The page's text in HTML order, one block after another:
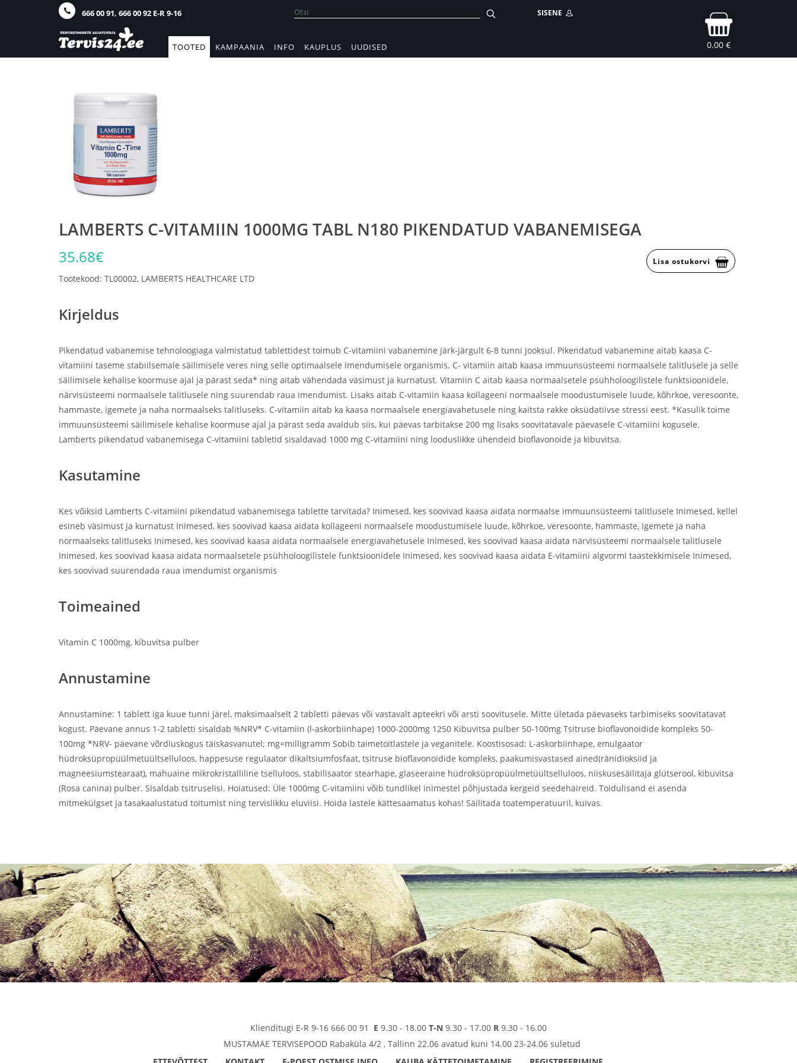
666 00 91, 666 00 92 E-R 9-16 SISENE
TOOTED KAMPAANIA INFO KAUPLUS UUDISED 0.00 €
LAMBERTS C-VITAMIIN 1000MG TABL N180 PIKENDATUD VABANEMISEGA
35.68€ Lisa ostukorvi
Tootekood: TL00002, LAMBERTS HEALTHCARE LTD
Kirjeldus
Pikendatud vabanemise tehnoloogiaga valmistatud tablettidest toimub C-vitamiini vabanemine järk-järgult 6-8 tunni jooksul. Pikendatud vabanemine aitab kaasa C-
vitamiini taseme stabiilsemale säilimisele veres ning selle optimaalsele imendumisele organismis. C- vitamiin aitab kaasa immuunsüsteemi normaalsele talitlusele ja selle
säilimisele kehalise koormuse ajal ja pärast seda* ning aitab vähendada väsimust ja kurnatust. Vitamiin C aitab kaasa normaalsetele psühholoogilistele funktsioonidele,
närvisüsteemi normaalsele talitlusele ning suurendab raua imendumist. Lisaks aitab C-vitamiin kaasa kollageeni normaalsele moodustumisele luude, kõhrkoe, veresoonte,
hammaste, igemete ja naha normaalseks talitluseks. C-vitamiin aitab ka kaasa normaalsele energiavahetusele ning kaitsta rakke oksüdatiivse stressi eest. *Kasulik toime
immuunsüsteemi säilimisele kehalise koormuse ajal ja pärast seda avaldub siis, kui päevas tarbitakse 200 mg lisaks soovitatavale päevasele C-vitamiini kogusele.
Lamberts pikendatud vabanemisega C-vitamiini tabletid sisaldavad 1000 mg C-vitamiini ning looduslikke ühendeid bioflavonoide ja kibuvitsa.
Kasutamine
Kes võiksid Lamberts C-vitamiini pikendatud vabanemisega tablette tarvitada? Inimesed, kes soovivad kaasa aidata normaalse immuunsüsteemi talitlusele Inimesed, kellel
esineb väsimust ja kurnatust Inimesed, kes soovivad kaasa aidata kollageeni normaalsele moodustumisele luude, kõhrkoe, veresoonte, hammaste, igemete ja naha
normaalseks talitluseks Inimesed, kes soovivad kaasa aidata normaalsele energiavahetusele Inimesed, kes soovivad kaasa aidata närvisüsteemi normaalsele talitlusele
Inimesed, kes soovivad kaasa aidata normaalsetele psühholoogilistele funktsioonidele Inimesed, kes soovivad kaasa aidata E-vitamiini algvormi taastekkimisele Inimesed,
kes soovivad suurendada raua imendumist organismis
Toimeained
Vitamin C 1000mg, kibuvitsa pulber
Annustamine
Annustamine: 1 tablett iga kuue tunni järel, maksimaalselt 2 tabletti päevas või vastavalt apteekri või arsti soovitusele. Mitte ületada päevaseks tarbimiseks soovitatavat
kogust. Päevane annus 1-2 tabletti sisaldab %NRV* C-vitamiin (l-askorbiinhape) 1000-2000mg 1250 Kibuvitsa pulber 50-100mg Tsitruse bioflavonoidide kompleks 50-
100mg *NRV- päevane võrdluskogus täiskasvanutel; mg=milligramm Sobib taimetoitlastele ja veganitele. Koostisosad: L-askorbiinhape, emulgaator
hüdroksüpropüülmetüültselluloos, happesuse regulaator dikaltsiumfosfaat, tsitruse bioflavonoidide kompleks, paakumisvastased ained(ränidioksiid ja
magneesiumstearaat), mahuaine mikrokristalliline tselluloos, stabilisaator stearhape, glaseeraine hüdroksüpropüülmetüültselluloos, niiskusesäilitaja glütserool, kibuvitsa
(Rosa canina) pulber. Sisaldab tsitruselisi. Hoiatused: Üle 1000mg C-vitamiini võib tundlikel inimestel põhjustada kergeid seedehäireid. Toidulisand ei asenda
mitmekülgset ja tasakaalustatud toitumist ning tervislikku eluviisi. Hoida lastele kättesaamatus kohas! Säilitada toatemperatuuril, kuivas.
Klienditugi E-R 9-16 666 00 91 E 9.30 - 18.00 T-N 9.30 - 17.00 R 9.30 - 16.00
MUSTAMÄE TERVISEPOOD Rabaküla 4/2 , Tallinn 22.06 avatud kuni 14.00 23-24.06 suletud